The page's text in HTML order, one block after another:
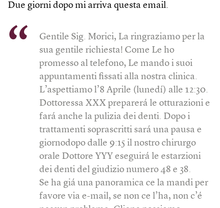
Due giorni dopo mi arriva questa email.
Gentile Sig. Morici, La ringraziamo per la
sua gentile richiesta! Come Le ho
promesso al telefono, Le mando i suoi
appuntamenti fissati alla nostra clinica.
L’aspettiamo l’8 Aprile (lunedí) alle 12:30.
Dottoressa XXX preparerá le otturazioni e
fará anche la pulizia dei denti. Dopo i
trattamenti soprascritti sará una pausa e
giornodopo dalle 9:15 il nostro chirurgo
orale Dottore YYY eseguirá le estarzioni
dei denti del giudizio numero 48 e 38.
Se ha giá una panoramica ce la mandi per
favore via e-mail, se non ce l’ha, non c’é